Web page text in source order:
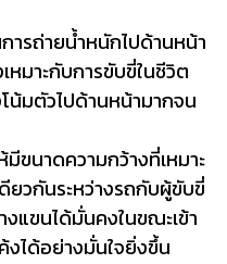
ารถ่ายน้ำหนักไปด้านหน้า
มาะกับการขับขี่ในชีวิต
น้มตัวไปด้านหน้ามากจน
ขนาดความกว้างที่เหมาะ
ยวกันระหว่างรถกับผู้ขับขี่
แขนได้มั่นคงในขณะเข้า
งได้อย่างมั่นใจยิ่งขึ้น